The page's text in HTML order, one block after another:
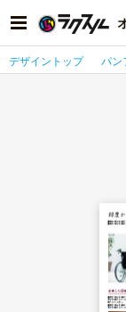
デザイントップ パン